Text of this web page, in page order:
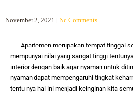
November 2, 2021 |No Comments
Apartemen merupakan tempat tinggal
mempunyai nilai yang sangat tinggi
interior dengan baik agar nyaman untuk
nyaman dapat mempengaruhi tingkat
tentu nya hal ini menjadi keinginan kita